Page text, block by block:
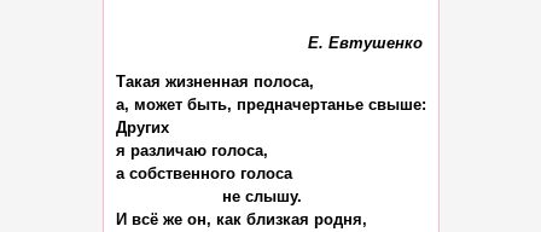
Е. Евтушенко
Такая жизненная полоса,
а, может быть, предначертанье свыше:
Других
я различаю голоса,
а собственного голоса
                      не слышу.
И всё же он, как близкая родня,